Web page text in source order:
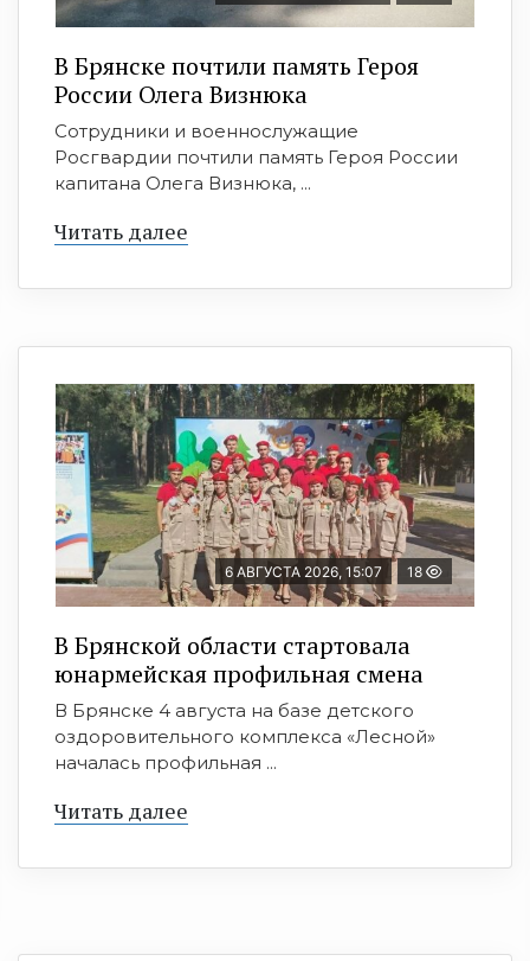
В Брянске почтили память Героя
России Олега Визнюка
Сотрудники и военнослужащие
Росгвардии почтили память Героя России
капитана Олега Визнюка, ...
Читать далее
6 АВГУСТА 2026, 15:07 18
В Брянской области стартовала
юнармейская профильная смена
В Брянске 4 августа на базе детского
оздоровительного комплекса «Лесной»
началась профильная ...
Читать далее